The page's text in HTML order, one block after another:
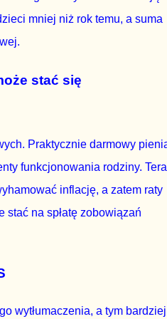
mniej niż rok temu, a suma
stać się
Praktycznie darmowy
funkcjonowania rodziny.
inflację, a zatem raty
na spłatę zobowiązań
wytłumaczenia, a tym bardziej